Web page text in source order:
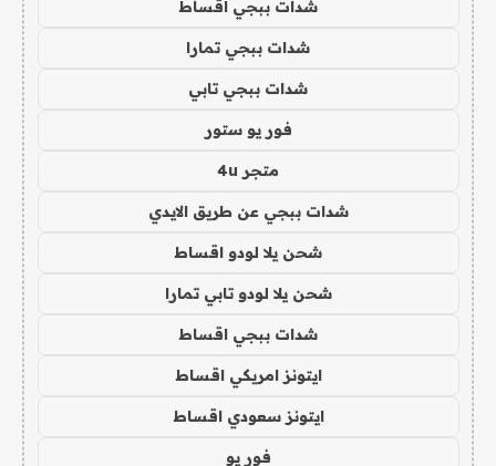
شدات ببجي اقساط
شدات ببجي تمارا
شدات ببجي تابي
فور يو ستور
متجر 4u
شدات ببجي عن طريق الايدي
شحن يلا لودو اقساط
شحن يلا لودو تابي تمارا
شدات ببجي اقساط
ايتونز امريكي اقساط
ايتونز سعودي اقساط
فور يو